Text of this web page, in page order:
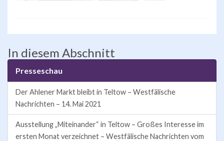
In diesem Abschnitt
Presseschau
Der Ahlener Markt bleibt in Teltow – Westfälische
Nachrichten – 14. Mai 2021
Ausstellung „Miteinander“ in Teltow – Großes Interesse im
ersten Monat verzeichnet – Westfälische Nachrichten vom